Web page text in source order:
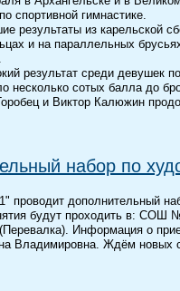
спортивной гимнастике.
результаты из карельской
и на параллельных
результат среди девушек
несколько сотых балла до
и Виктор Калюжин
набор по
дополнительный
будут проходить в: СОШ
Информация о
Владимировна. Ждём новых